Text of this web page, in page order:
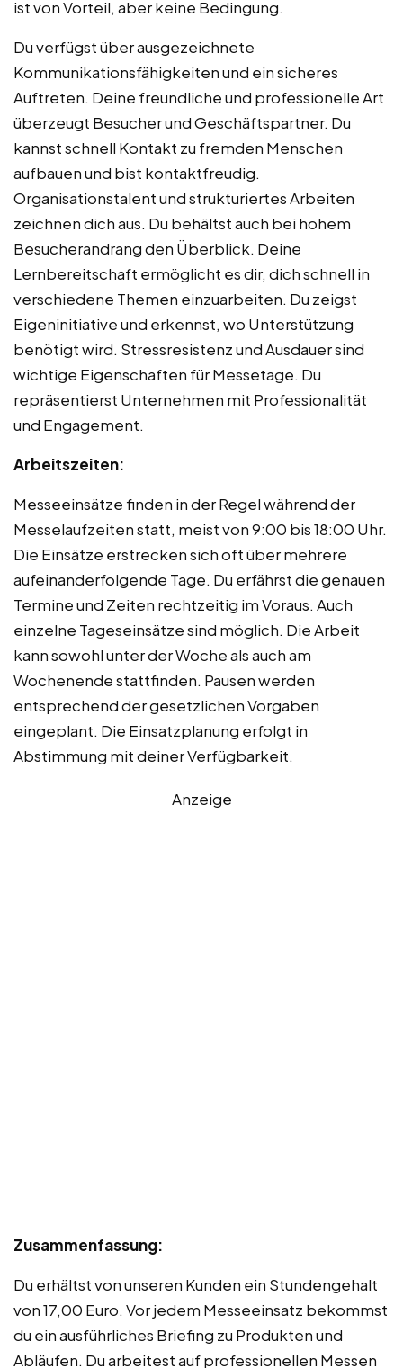
ist von Vorteil, aber keine Bedingung.
Du verfügst über ausgezeichnete
Kommunikationsfähigkeiten und ein sicheres
Auftreten. Deine freundliche und professionelle Art
überzeugt Besucher und Geschäftspartner. Du
kannst schnell Kontakt zu fremden Menschen
aufbauen und bist kontaktfreudig.
Organisationstalent und strukturiertes Arbeiten
zeichnen dich aus. Du behältst auch bei hohem
Besucherandrang den Überblick. Deine
Lernbereitschaft ermöglicht es dir, dich schnell in
verschiedene Themen einzuarbeiten. Du zeigst
Eigeninitiative und erkennst, wo Unterstützung
benötigt wird. Stressresistenz und Ausdauer sind
wichtige Eigenschaften für Messetage. Du
repräsentierst Unternehmen mit Professionalität
und Engagement.
Arbeitszeiten:
Messeeinsätze finden in der Regel während der
Messelaufzeiten statt, meist von 9:00 bis 18:00 Uhr.
Die Einsätze erstrecken sich oft über mehrere
aufeinanderfolgende Tage. Du erfährst die genauen
Termine und Zeiten rechtzeitig im Voraus. Auch
einzelne Tageseinsätze sind möglich. Die Arbeit
kann sowohl unter der Woche als auch am
Wochenende stattfinden. Pausen werden
entsprechend der gesetzlichen Vorgaben
eingeplant. Die Einsatzplanung erfolgt in
Abstimmung mit deiner Verfügbarkeit.
Anzeige
Zusammenfassung:
Du erhältst von unseren Kunden ein Stundengehalt
von 17,00 Euro. Vor jedem Messeeinsatz bekommst
du ein ausführliches Briefing zu Produkten und
Abläufen. Du arbeitest auf professionellen Messen